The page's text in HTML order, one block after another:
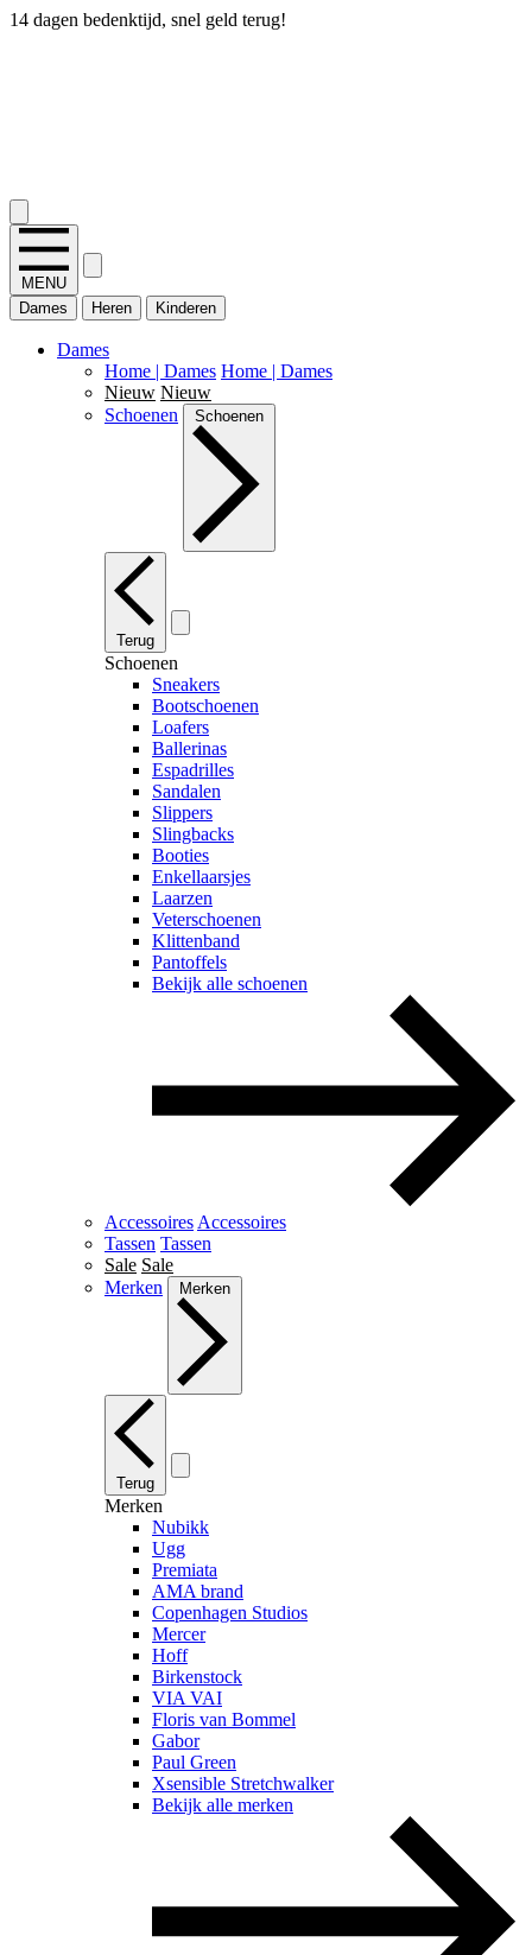
14 dagen bedenktijd, snel geld terug!
MENU
Dames
Heren Kinderen
Dames
Home | Dames Home | Dames
Nieuw Nieuw
Schoenen
Schoenen
Terug
Schoenen
Sneakers
Bootschoenen
Loafers
Ballerinas
Espadrilles
Sandalen
Slippers
Slingbacks
Booties
Enkellaarsjes
Laarzen
Veterschoenen
Klittenband
Pantoffels
Bekijk alle schoenen
Accessoires Accessoires
Tassen Tassen
Sale Sale
Merken
Merken
Terug
Merken
Nubikk
Ugg
Premiata
AMA brand
Copenhagen Studios
Mercer
Hoff
Birkenstock
VIA VAI
Floris van Bommel
Gabor
Paul Green
Xsensible Stretchwalker
Bekijk alle merken